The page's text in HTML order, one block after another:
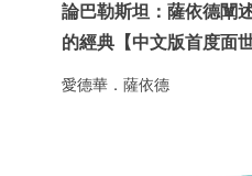
論巴勒斯坦：薩依德闡
的經典【中文版首度面
愛德華．薩依德